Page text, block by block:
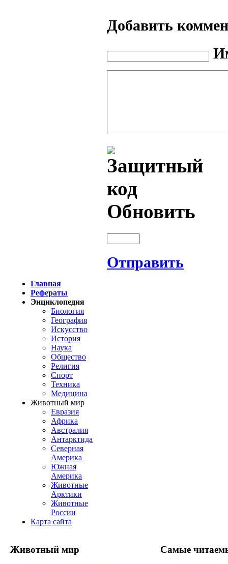
Добавить
Обновить
Отправить
Главная
Рефераты
Энциклопедия
Биология
География
Искусство
История
Наука
Общество
Религия
Спорт
Техника
Медицина
Животный мир
Евразия
Африка
Австралия
Антарктида
Северная
Америка
Южная
Америка
Животные
Арктики
Животные
России
Карта сайта
Животный мир Самые